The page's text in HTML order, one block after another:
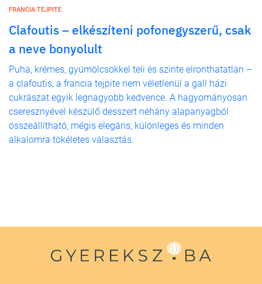
FRANCIA TEJPITE
Clafoutis – elkészíteni pofonegyszerű, csak
a neve bonyolult
Puha, krémes, gyümölcsökkel teli és szinte elronthatatlan –
a clafoutis, a francia tejpite nem véletlenül a gall házi
cukrászat egyik legnagyobb kedvence. A hagyományosan
cseresznyével készülő desszert néhány alapanyagból
összeállítható, mégis elegáns, különleges és minden
alkalomra tökéletes választás.